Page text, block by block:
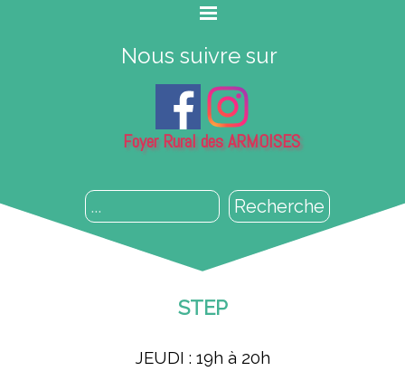
Recherche
Foyer Rural des ARMOISES
Nous suivre sur
STEP
JEUDI : 19h à 20h